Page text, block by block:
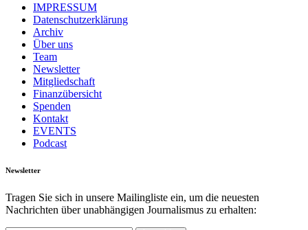
IMPRESSUM
Datenschutzerklärung
Archiv
Über uns
Team
Newsletter
Mitgliedschaft
Finanzübersicht
Spenden
Kontakt
EVENTS
Podcast
Newsletter
Tragen Sie sich in unsere Mailingliste ein, um die neuesten
Nachrichten über unabhängigen Journalismus zu erhalten: